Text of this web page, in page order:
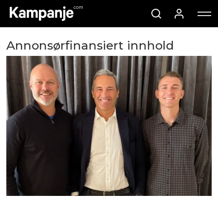
Annonsørfinansiert innhold